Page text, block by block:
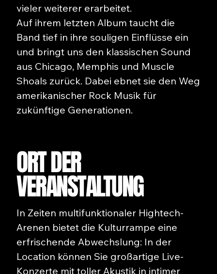
vieler weiterer erarbeitet.
Auf ihrem letzten Album taucht die
Band tief in ihre souligen Einflüsse ein
und bringt uns den klassischen Sound
aus Chicago, Memphis und Muscle
Shoals zurück. Dabei ebnet sie den Weg
amerikanischer Rock Musik für
zukünftige Generationen.
ORT DER
VERANSTALTUNG
In Zeiten multifunktionaler Hightech-
Arenen bietet die Kulturrampe eine
erfrischende Abwechslung: In der
Location können Sie großartige Live-
Konzerte mit toller Akustik in intimer